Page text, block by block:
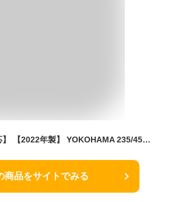
【楽天タイヤ交換対応】 【2022年製】 YOKOHAMA 235/45R17 94T iceGUARD iG52c アイスガード ヨコハマタイヤ スタッドレス 冬タイヤ 雪 氷 アイスバーン 1本
商品をサイトでみる